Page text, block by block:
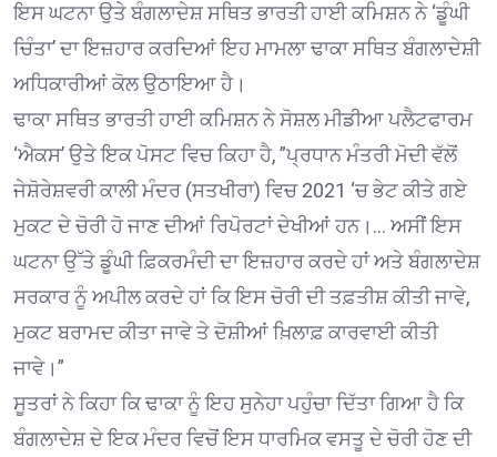
ਇਸ ਘਟਨਾ ਉਤੇ ਬੰਗਲਾਦੇਸ਼ ਸਥਿਤ ਭਾਰਤੀ ਹਾਈ ਕਮਿਸ਼ਨ ਨੇ ‘ਡੂੰਘੀ
ਚਿੰਤਾ’ ਦਾ ਇਜ਼ਹਾਰ ਕਰਦਿਆਂ ਇਹ ਮਾਮਲਾ ਢਾਕਾ ਸਥਿਤ ਬੰਗਲਾਦੇਸ਼ੀ
ਅਧਿਕਾਰੀਆਂ ਕੋਲ ਉਠਾਇਆ ਹੈ।
ਢਾਕਾ ਸਥਿਤ ਭਾਰਤੀ ਹਾਈ ਕਮਿਸ਼ਨ ਨੇ ਸੋਸ਼ਲ ਮੀਡੀਆ ਪਲੈਟਫਾਰਮ
‘ਐਕਸ’ ਉਤੇ ਇਕ ਪੋਸਟ ਵਿਚ ਕਿਹਾ ਹੈ, ”ਪ੍ਰਧਾਨ ਮੰਤਰੀ ਮੋਦੀ ਵੱਲੋਂ
ਜੇਸ਼ੋਰੇਸ਼ਵਰੀ ਕਾਲੀ ਮੰਦਰ (ਸਤਖੀਰਾ) ਵਿਚ 2021 ‘ਚ ਭੇਟ ਕੀਤੇ ਗਏ
ਮੁਕਟ ਦੇ ਚੋਰੀ ਹੋ ਜਾਣ ਦੀਆਂ ਰਿਪੋਰਟਾਂ ਦੇਖੀਆਂ ਹਨ।… ਅਸੀਂ ਇਸ
ਘਟਨਾ ਉੱਤੇ ਡੂੰਘੀ ਫ਼ਿਕਰਮੰਦੀ ਦਾ ਇਜ਼ਹਾਰ ਕਰਦੇ ਹਾਂ ਅਤੇ ਬੰਗਲਾਦੇਸ਼
ਸਰਕਾਰ ਨੂੰ ਅਪੀਲ ਕਰਦੇ ਹਾਂ ਕਿ ਇਸ ਚੋਰੀ ਦੀ ਤਫ਼ਤੀਸ਼ ਕੀਤੀ ਜਾਵੇ,
ਮੁਕਟ ਬਰਾਮਦ ਕੀਤਾ ਜਾਵੇ ਤੇ ਦੋਸ਼ੀਆਂ ਖ਼ਿਲਾਫ਼ ਕਾਰਵਾਈ ਕੀਤੀ
ਜਾਵੇ।”
ਸੂਤਰਾਂ ਨੇ ਕਿਹਾ ਕਿ ਢਾਕਾ ਨੂੰ ਇਹ ਸੁਨੇਹਾ ਪਹੁੰਚਾ ਦਿੱਤਾ ਗਿਆ ਹੈ ਕਿ
ਬੰਗਲਾਦੇਸ਼ ਦੇ ਇਕ ਮੰਦਰ ਵਿਚੋਂ ਇਸ ਧਾਰਮਿਕ ਵਸਤੂ ਦੇ ਚੋਰੀ ਹੋਣ ਦੀ